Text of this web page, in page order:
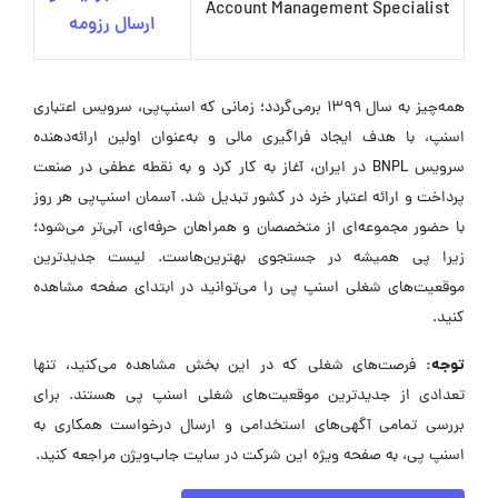
Account Management Specialist
ارسال رزومه
همه‌چیز به سال ۱۳۹۹ برمی‌گردد؛ زمانی که اسنپ‌پی، سرویس اعتباری
اسنپ، با هدف ایجاد فراگیری مالی و به‌عنوان اولین ارائه‌دهنده
سرویس BNPL در ایران، آغاز به کار کرد و به نقطه عطفی در صنعت
پرداخت و ارائه اعتبار خرد در کشور تبدیل شد. آسمان اسنپ‌پی هر روز
با حضور مجموعه‌ای از متخصصان و همراهان حرفه‌ای، آبی‌تر می‌شود؛
زیرا پی همیشه در جستجوی بهترین‌هاست. لیست جدیدترین
موقعیت‌های شغلی اسنپ پی را می‌توانید در ابتدای صفحه مشاهده
کنید.
توجه: فرصت‌های شغلی که در این بخش مشاهده می‌کنید، تنها
تعدادی از جدیدترین موقعیت‌های شغلی اسنپ پی هستند. برای
بررسی تمامی آگهی‌های استخدامی و ارسال درخواست همکاری به
اسنپ پی، به صفحه ویژه این شرکت در سایت جاب‌ویژن مراجعه کنید.